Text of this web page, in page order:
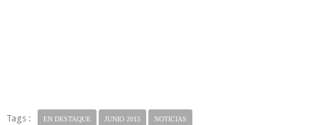
Tags : EN DESTAQUE JUNIO 2015 NOTICIAS